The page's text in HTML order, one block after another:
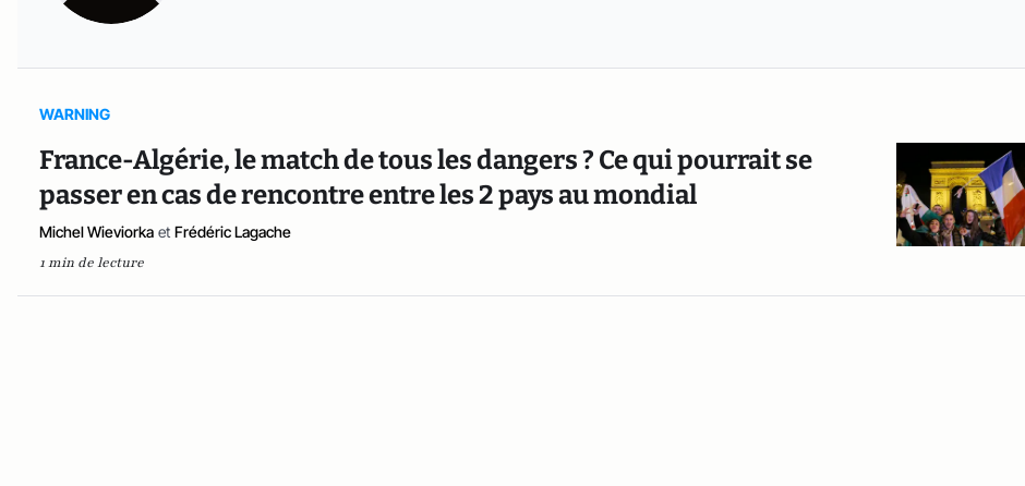
WARNING
France-Algérie, le match de tous les dangers ? Ce qui pourrait se
passer en cas de rencontre entre les 2 pays au mondial
Michel Wieviorka et Frédéric Lagache
1 min de lecture